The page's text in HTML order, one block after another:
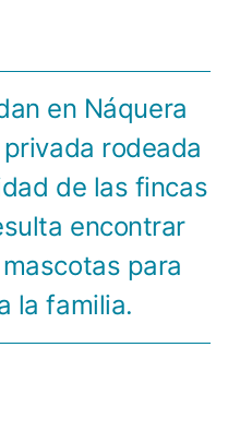
en Náquera
rodeada
de las fincas
encontrar
para
la familia.